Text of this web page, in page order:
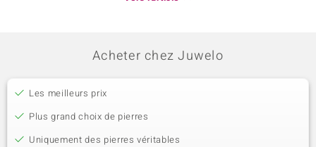
Acheter chez Juwelo
Les meilleurs prix
Plus grand choix de pierres
Uniquement des pierres véritables